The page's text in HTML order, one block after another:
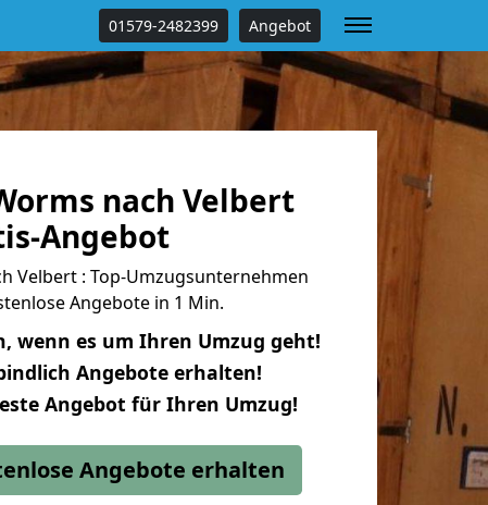
01579-2482399 Angebot
nach Velbert
Angebot
Velbert : Top-Umzugsunternehmen
Angebote in 1 Min.
wenn es um Ihren Umzug geht!
Angebote erhalten!
Angebot für Ihren Umzug!
Angebote erhalten